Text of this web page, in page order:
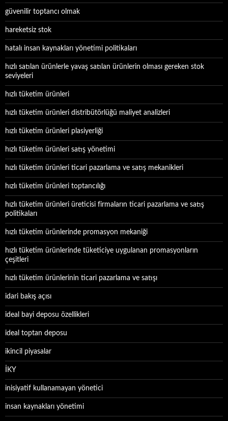
güvenilir toptancı olmak
hareketsiz stok
hatalı insan kaynakları yönetimi politikaları
hızlı satılan ürünlerle yavaş satılan ürünlerin olması gereken stok
seviyeleri
hızlı tüketim ürünleri
hızlı tüketim ürünleri distribütörlüğü maliyet analizleri
hızlı tüketim ürünleri plasiyerliği
hızlı tüketim ürünleri satış yönetimi
hızlı tüketim ürünleri ticari pazarlama ve satış mekanikleri
hızlı tüketim ürünleri toptancılığı
hızlı tüketim ürünleri üreticisi firmaların ticari pazarlama ve satış
politikaları
hızlı tüketim ürünlerinde promasyon mekaniği
hızlı tüketim ürünlerinde tüketiciye uygulanan promasyonların
çeşitleri
hızlı tüketim ürünlerinin ticari pazarlama ve satışı
idari bakış açısı
ideal bayi deposu özellikleri
ideal toptan deposu
ikincil piyasalar
İKY
inisiyatif kullanamayan yönetici
insan kaynakları yönetimi